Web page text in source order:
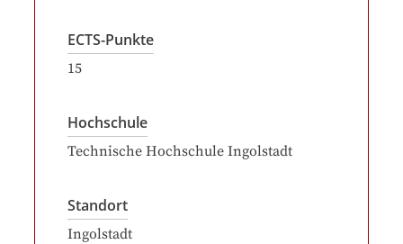
ECTS-Punkte
15
Hochschule
Technische Hochschule Ingolstadt
Standort
Ingolstadt